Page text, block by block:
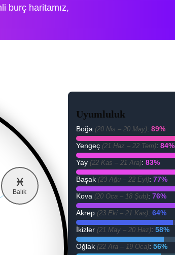
burç haritamız,
♓
Balık
Uyumluluk
Boğa (20 Nis – 20 May):89%
Yengeç (21 Haz – 22 Tem):84%
Yay (22 Kas – 21 Ara):83%
Başak (23 Ağu – 22 Eyl):77%
Kova (20 Oca – 18 Şub):76%
Akrep (23 Eki – 21 Kas):64%
İkizler (21 May – 20 Haz):58%
Oğlak (22 Ara – 19 Oca):56%